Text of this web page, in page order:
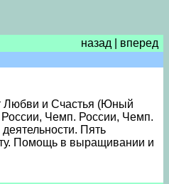
назад
вперед
Любви и Счастья (Юный
Чемп. России, Чемп.
Пять
Помощь в выращивании и